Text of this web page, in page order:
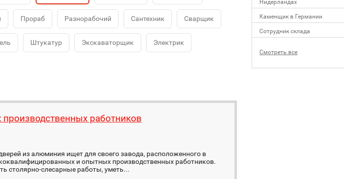
Прораб Разнорабочий Сантехник Сварщик
Штукатур Экскаваторщик Электрик
работников
из алюминия ищет для своего завода, расположенного в
и опытных производственных работников.
столярно-слесарные работы, уметь...
Нидерландах
Каменщик в Германии
Сотрудник склада
Смотреть все